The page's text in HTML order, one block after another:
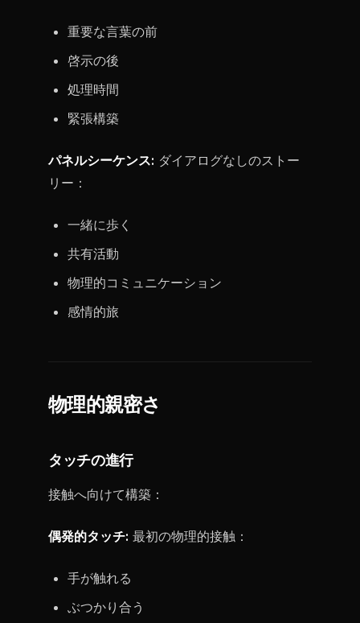
重要な言葉の前
啓示の後
処理時間
緊張構築
パネルシーケンス: ダイアログなしのストー
リー：
一緒に歩く
共有活動
物理的コミュニケーション
感情的旅
物理的親密さ
タッチの進行
接触へ向けて構築：
偶発的タッチ: 最初の物理的接触：
手が触れる
ぶつかり合う